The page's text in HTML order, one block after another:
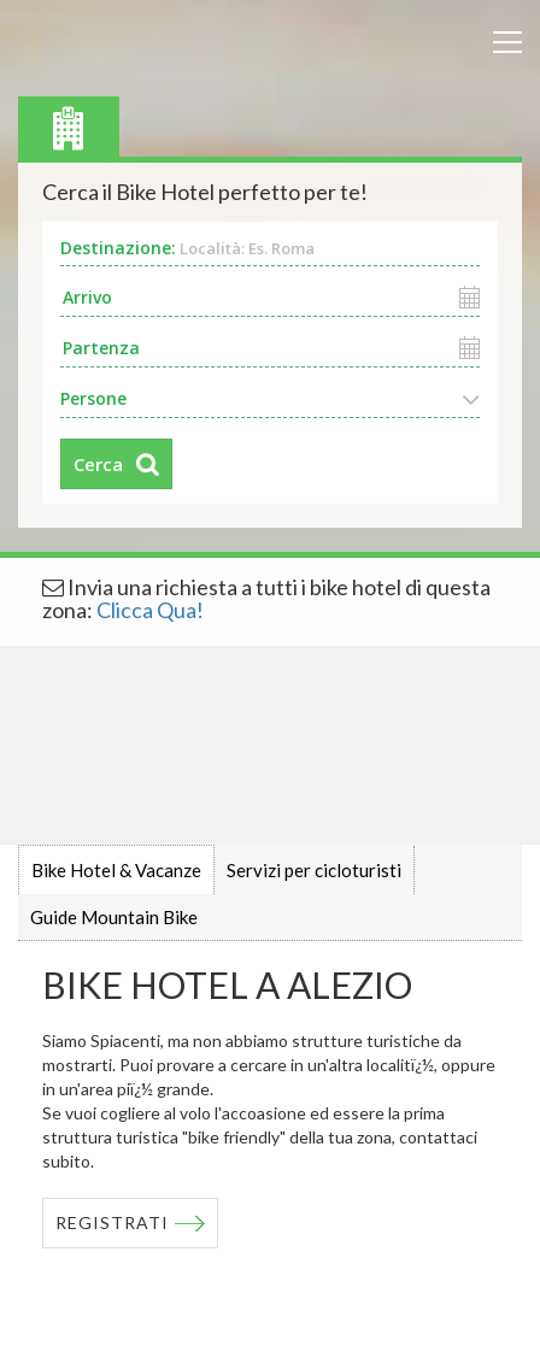
Cerca il Bike Hotel perfetto per te!
Destinazione: Località: Es. Roma
Persone
Cerca
Invia una richiesta a tutti i bike hotel di questa
zona: Clicca Qua!
Bike Hotel & Vacanze Servizi per cicloturisti
Guide Mountain Bike
BIKE HOTEL A ALEZIO
Siamo Spiacenti, ma non abbiamo strutture turistiche da
mostrarti. Puoi provare a cercare in un'altra localitï¿½, oppure
in un'area piï¿½ grande.
Se vuoi cogliere al volo l'accoasione ed essere la prima
struttura turistica "bike friendly" della tua zona, contattaci
subito.
REGISTRATI